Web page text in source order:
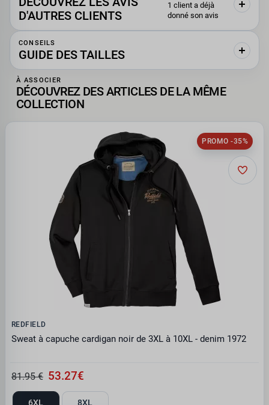
D'AUTRES CLIENTS
1 client a déjà
donné son avis
CONSEILS
GUIDE DES TAILLES
À ASSOCIER
DÉCOUVREZ DES ARTICLES DE LA MÊME
COLLECTION
PROMO -35%
REDFIELD
Sweat à capuche cardigan noir de 3XL à 10XL - denim 1972
81.95 € 53.27€